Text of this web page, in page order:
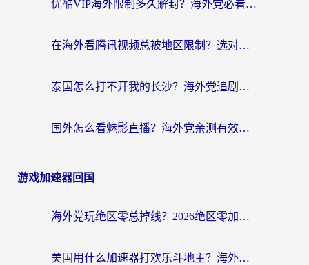
优酷VIP海外限制多久解封？海外党必看的跨区难题一站式解决指南
在海外看腾讯视频总被地区限制？选对回国加速器，还能解决泰国政务网和蜻蜓FM卡顿问题
泰国怎么打不开我的长沙？海外党追剧看片的破局指南
国外怎么看魅影直播？海外党亲测有效的回国加速指南（附听歌、看央视VIP技巧）
游戏加速器回国
海外党玩绝区零总掉线？2026绝区零加速器推荐+跨平台国服游戏加速攻略
美国用什么加速器打欢乐斗地主？海外党亲测有效的国服游戏加速指南